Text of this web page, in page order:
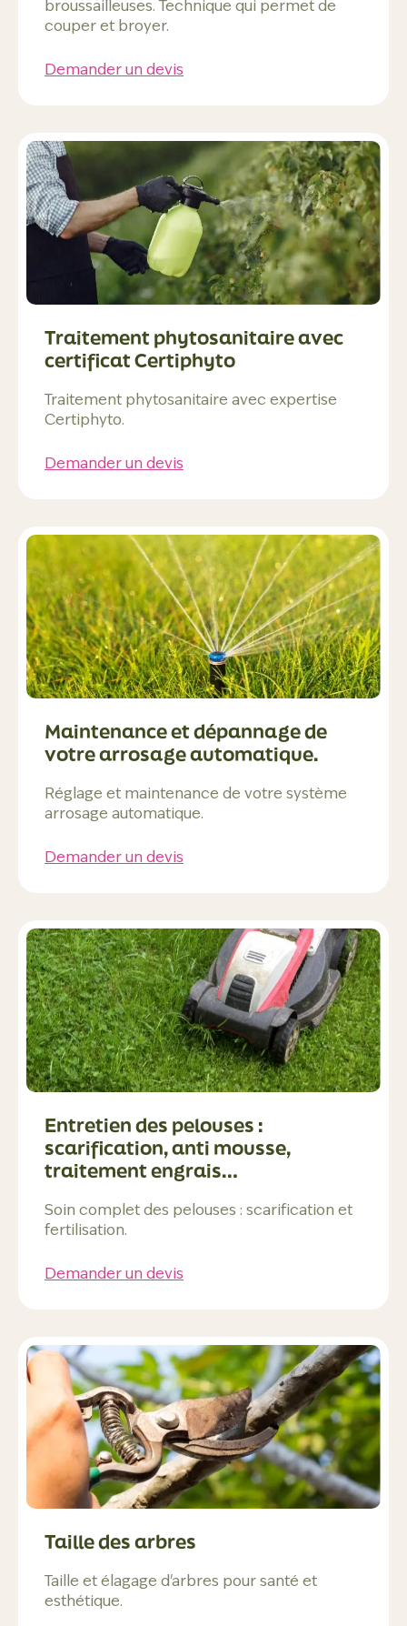
broussailleuses. Technique qui permet de
couper et broyer.
Demander un devis
Traitement phytosanitaire avec
certificat Certiphyto
Traitement phytosanitaire avec expertise
Certiphyto.
Demander un devis
Maintenance et dépannage de
votre arrosage automatique.
Réglage et maintenance de votre système
arrosage automatique.
Demander un devis
Entretien des pelouses :
scarification, anti mousse,
traitement engrais…
Soin complet des pelouses : scarification et
fertilisation.
Demander un devis
Taille des arbres
Taille et élagage d'arbres pour santé et
esthétique.